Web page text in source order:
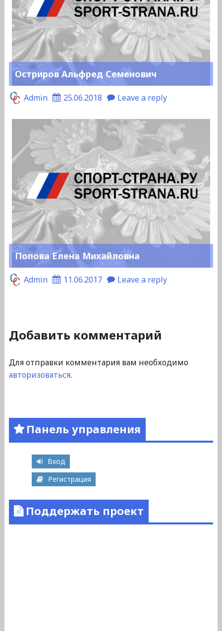
Остриров Альфред Семенович
Admin 25.06.2018 Leave a reply
Попова Елена Михайловна
Admin 11.06.2017 Leave a reply
Добавить комментарий
Для отправки комментария вам необходимо
авторизоваться.
Панель управления
Вход
Регистрация
Поддержать проект